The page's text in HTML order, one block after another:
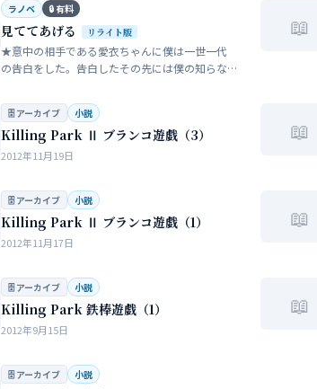
ラノベ 🔒 有料
見ててあげる リライト版
★意中の相手である愛衣ちゃんに僕は一世一代
の告白をした。告白したその先には僕の知らな
女性の間でまかり通っている常識。。。…
📖
🗄 アーカイブ 小説
Killing Park Ⅱ ブランコ遊戯（3）
2012年11月19日
📖
🗄 アーカイブ 小説
Killing Park Ⅱ ブランコ遊戯（1）
2012年11月17日
📖
🗄 アーカイブ 小説
Killing Park 鉄棒遊戯（1）
2012年9月15日
📖
🗄 アーカイブ 小説